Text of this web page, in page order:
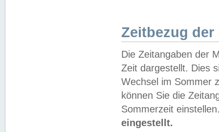
Zeitbezug der
Die Zeitangaben der
Zeit dargestellt. Dies
Wechsel im Sommer
können Sie die
Sommerzeit
eingestellt.